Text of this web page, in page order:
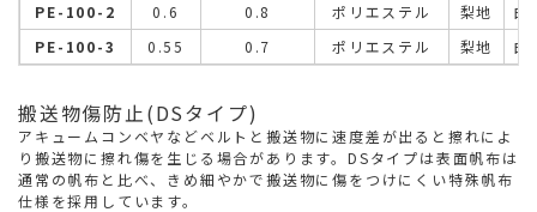
PE-100-2
0.6 0.8 ポリエステル 梨地
白
PE-100-3
0.55 0.7 ポリエステル 梨地 白
搬送物傷防止(DSタイプ)
アキュームコンベヤなどベルトと搬送物に速度差が出ると擦れによ
り搬送物に擦れ傷を生じる場合があります。DSタイプは表面帆布は
通常の帆布と比べ、きめ細やかで搬送物に傷をつけにくい特殊帆布
仕様を採用しています。